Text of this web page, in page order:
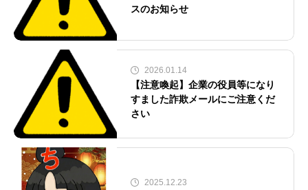
スのお知らせ
2026.01.14
【注意喚起】企業の役員等になり
すました詐欺メールにご注意くだ
さい
2025.12.23